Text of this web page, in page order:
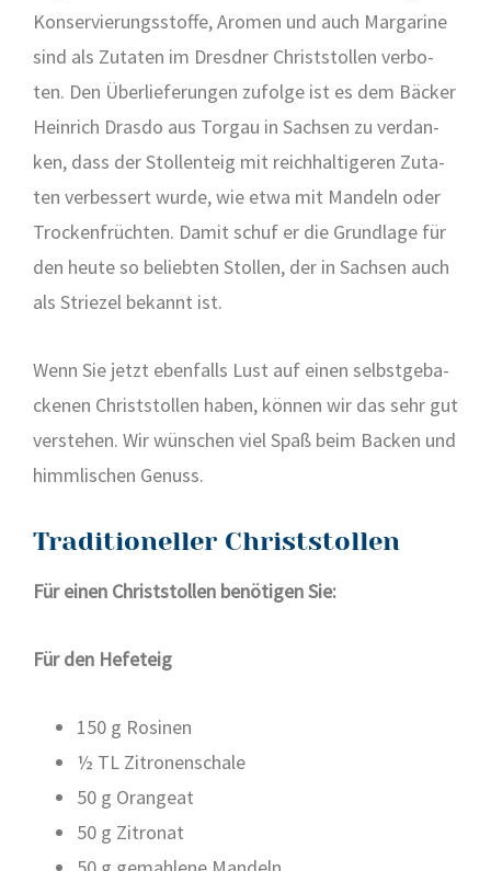
Kon­ser­vie­rungs­stof­fe, Aro­men und auch Mar­ga­ri­ne
sind als Zuta­ten im Dresd­ner Christ­stol­len ver­bo­
ten. Den Über­lie­fe­run­gen zufol­ge ist es dem Bäcker
Hein­rich Dras­do aus Tor­gau in Sach­sen zu ver­dan­
ken, dass der Stoll­en­teig mit reich­hal­ti­ge­ren Zuta­
ten ver­bes­sert wur­de, wie etwa mit Man­deln oder
Tro­cken­früch­ten. Damit schuf er die Grund­la­ge für
den heu­te so belieb­ten Stol­len, der in Sach­sen auch
als Strie­zel bekannt ist.
Wenn Sie jetzt eben­falls Lust auf einen selbst­ge­ba­
cke­nen Christ­stol­len haben, kön­nen wir das sehr gut
ver­ste­hen. Wir wün­schen viel Spaß beim Backen und
himm­li­schen Genuss.
Traditioneller Christstollen
Für einen Christ­stol­len benö­ti­gen Sie:
Für den Hefe­teig
150 g Rosi­nen
½ TL Zitro­nen­scha­le
50 g Oran­geat
50 g Zitro­nat